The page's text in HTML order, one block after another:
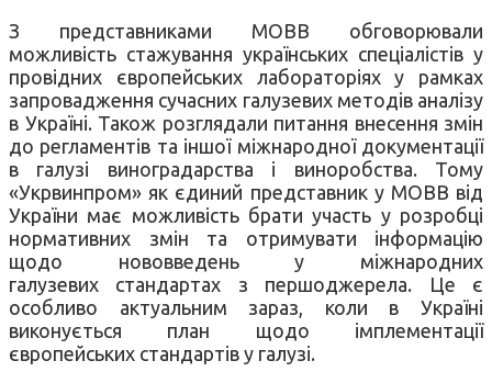
З представниками МОВВ обговорювали
можливість стажування українських спеціалістів у
провідних європейських лабораторіях у рамках
запровадження сучасних галузевих методів аналізу
в Україні. Також розглядали питання внесення змін
до регламентів та іншої міжнародної документації
в галузі виноградарства і виноробства. Тому
«Укрвинпром» як єдиний представник у МОВВ від
України має можливість брати участь у розробці
нормативних змін та отримувати інформацію
щодо нововведень у міжнародних
галузевих стандартах з першоджерела. Це є
особливо актуальним зараз, коли в Україні
виконується план щодо імплементації
європейських стандартів у галузі.